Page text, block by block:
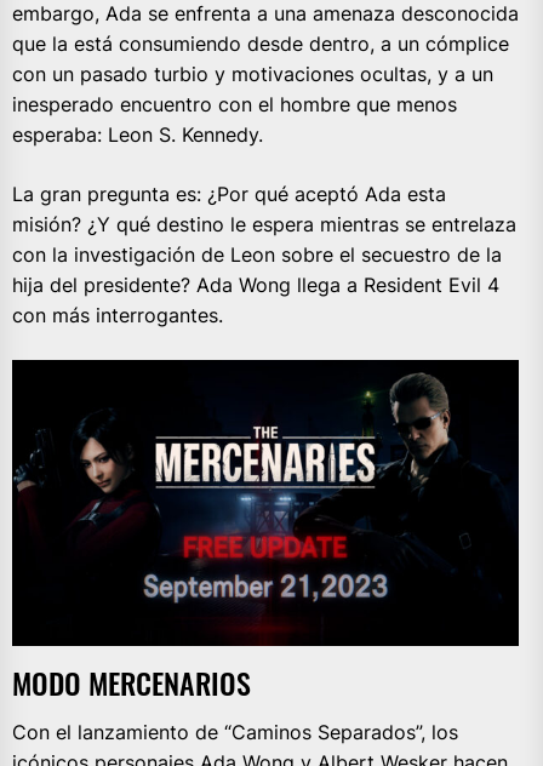
embargo, Ada se enfrenta a una amenaza desconocida
que la está consumiendo desde dentro, a un cómplice
con un pasado turbio y motivaciones ocultas, y a un
inesperado encuentro con el hombre que menos
esperaba: Leon S. Kennedy.
La gran pregunta es: ¿Por qué aceptó Ada esta
misión? ¿Y qué destino le espera mientras se entrelaza
con la investigación de Leon sobre el secuestro de la
hija del presidente? Ada Wong llega a Resident Evil 4
con más interrogantes.
MODO MERCENARIOS
Con el lanzamiento de “Caminos Separados”, los